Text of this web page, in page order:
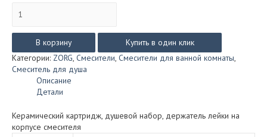
товара
ANTIC
для
душа
A119DK
В корзину
Купить в один клик
Категории: ZORG, Смесители, Смесители для ванной комнаты,
Смеситель для душа
Описание
Детали
Керамический картридж, душевой набор, держатель лейки на
корпусе смесителя